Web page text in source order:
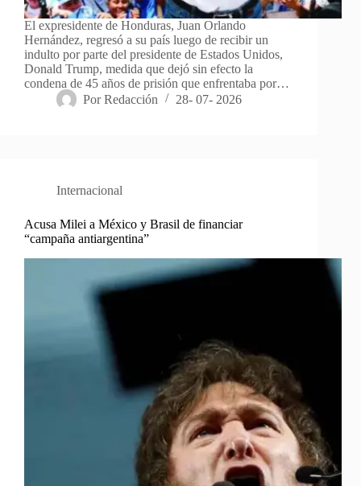
El expresidente de Honduras, Juan Orlando
Hernández, regresó a su país luego de recibir un
indulto por parte del presidente de Estados Unidos,
Donald Trump, medida que dejó sin efecto la
condena de 45 años de prisión que enfrentaba por…
Por Redacción 28- 07- 2026
Internacional
Acusa Milei a México y Brasil de financiar
“campaña antiargentina”